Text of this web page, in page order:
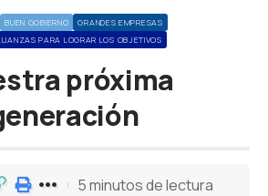
BUEN GOBIERNO
GRANDES EMPRESAS
PARA LOGRAR LOS OBJETIVOS
próxima
5 minutos de lectura